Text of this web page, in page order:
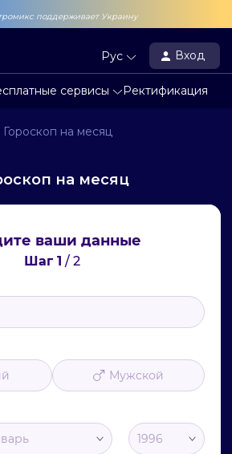
поддерживает Украину
сервисы Ректификация
Рус Вход
Гороскоп на месяц
на месяц